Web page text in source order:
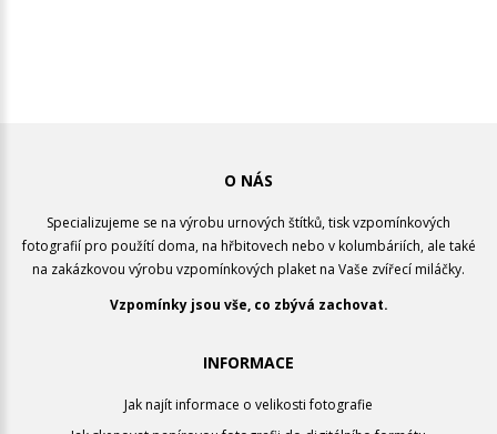
O NÁS
Specializujeme se na výrobu urnových štítků, tisk vzpomínkových
fotografií pro použítí doma, na hřbitovech nebo v kolumbáriích, ale také
na zakázkovou výrobu vzpomínkových plaket na Vaše zvířecí miláčky.
Vzpomínky jsou vše, co zbývá zachovat.
INFORMACE
Jak najít informace o velikosti fotografie